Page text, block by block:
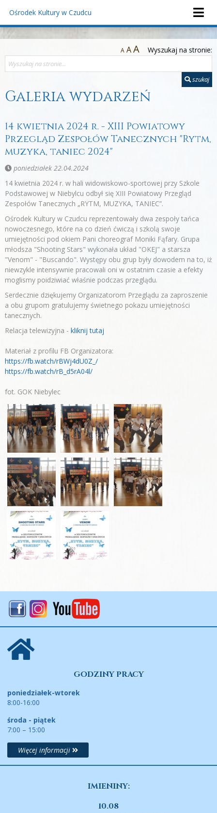
Ośrodek Kultury w Czudcu
GODZINY PRACY
poniedziałek-wtorek
8:00-16:00
środa - piątek
7:00 – 15:00
Więcej informacji
IMIENINY:
10.08
A AA Wyszukaj na stronie:
szukaj
Galeria wydarzeń
14 kwietnia 2024 r. - XIII Powiatowy
Przegląd Zespołów Tanecznych "Rytm,
muzyka, taniec 2024"
poniedziałek 22.04.2024
14 kwietnia 2024 r. w hali widowiskowo-sportowej przy Szkole
Podstawowej w Niebylcu odbył się XIII Powiatowy Przegląd
Zespołów Tanecznych „RYTM, MUZYKA, TANIEC”.
Ośrodek Kultury w Czudcu reprezentowały dwa zespoły tańca
nowoczesnego, które na co dzień ćwiczą i szkolą swoje
umiejętności pod okiem Pani choreograf Moniki Fąfary. Grupa
młodsza "Shooting Stars" wykonała układ "OKEJ" a starsza
"Venom" - "Buscando". Występy obu grup były dowodem na to, iż
niewzykle intensywnie pracowali oni w ostatnim czasie a efekty
moglismy poidziwiać właśnie podczas przeglądu.
Serdecznie dziękujemy Organizatorom Przeglądu za zaproszenie
a obu grupom gratulujemy świetnego pokazu umiejętności
tanecznych.
Relacja telewizyjna - kliknij tutaj
Materiał z profilu FB Organizatora:
https://fb.watch/rBWj4dU0Z_/
https://fb.watch/rB_d5rA04l/
fot. GOK Niebylec